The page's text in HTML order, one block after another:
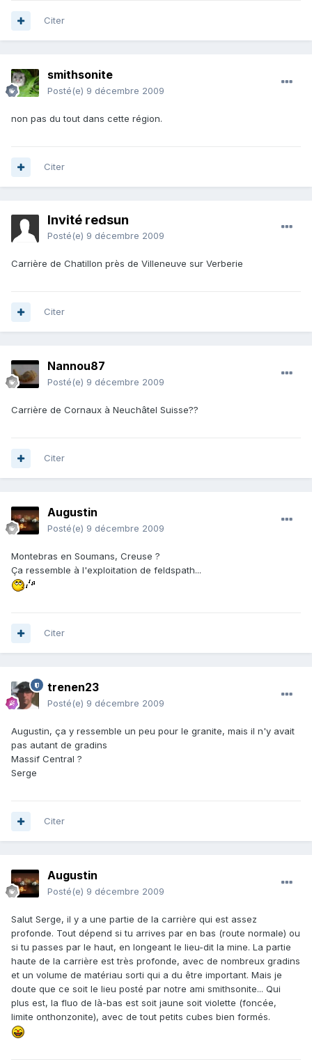
Citer
smithsonite
Posté(e) 9 décembre 2009
non pas du tout dans cette région.
Citer
Invité redsun
Posté(e) 9 décembre 2009
Carrière de Chatillon près de Villeneuve sur Verberie
Citer
Nannou87
Posté(e) 9 décembre 2009
Carrière de Cornaux à Neuchâtel Suisse??
Citer
Augustin
Posté(e) 9 décembre 2009
Montebras en Soumans, Creuse ?
Ça ressemble à l'exploitation de feldspath...
Citer
trenen23
Posté(e) 9 décembre 2009
Augustin, ça y ressemble un peu pour le granite, mais il n'y avait
pas autant de gradins
Massif Central ?
Serge
Citer
Augustin
Posté(e) 9 décembre 2009
Salut Serge, il y a une partie de la carrière qui est assez
profonde. Tout dépend si tu arrives par en bas (route normale) ou
si tu passes par le haut, en longeant le lieu-dit la mine. La partie
haute de la carrière est très profonde, avec de nombreux gradins
et un volume de matériau sorti qui a du être important. Mais je
doute que ce soit le lieu posté par notre ami smithsonite... Qui
plus est, la fluo de là-bas est soit jaune soit violette (foncée,
limite onthonzonite), avec de tout petits cubes bien formés.